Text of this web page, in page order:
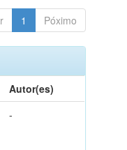
1 Póximo
Autor(es)
-